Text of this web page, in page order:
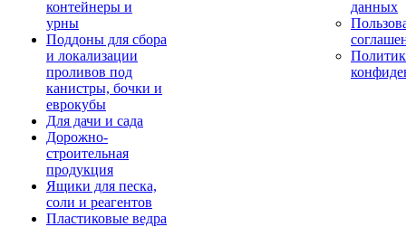
контейнеры и
урны
Поддоны для сбора
и локализации
проливов под
канистры, бочки и
еврокубы
Для дачи и сада
Дорожно-
строительная
продукция
Ящики для песка,
соли и реагентов
Пластиковые ведра
данных